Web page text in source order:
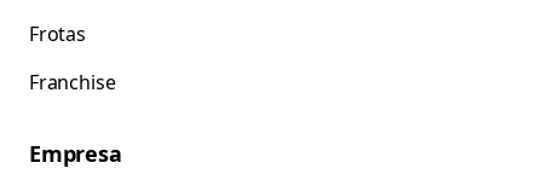
Frotas
Franchise
Empresa